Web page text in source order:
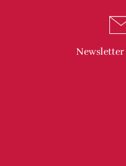
Newsletter